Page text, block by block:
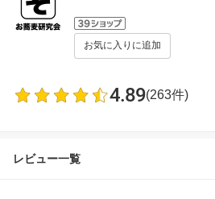
お気に入りに追加
4.89(263件)
レビュー一覧